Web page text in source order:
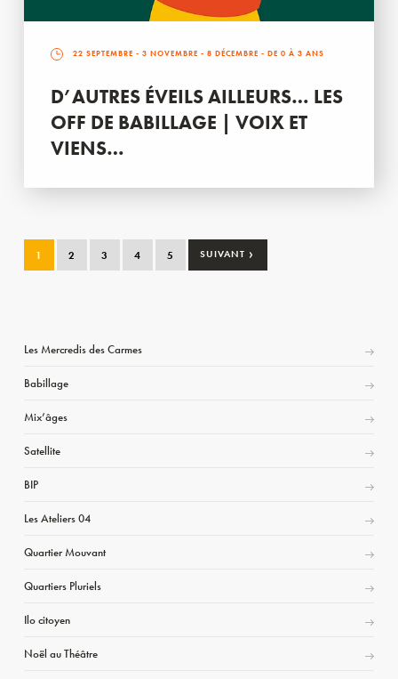
22 SEPTEMBRE - 3 NOVEMBRE - 8 DÉCEMBRE - DE 0 À 3 ANS
D’AUTRES ÉVEILS AILLEURS… LES
OFF DE BABILLAGE | VOIX ET
VIENS…
1 2 3 4 5 SUIVANT ›
Les Mercredis des Carmes
Babillage
Mix’âges
Satellite
BIP
Les Ateliers 04
Quartier Mouvant
Quartiers Pluriels
Ilo citoyen
Noël au Théâtre